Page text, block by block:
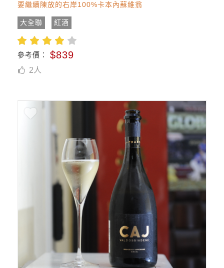
要繼續陳放的右岸100%卡本內蘇維翁
大全聯 紅酒
參考價： $839
2 人